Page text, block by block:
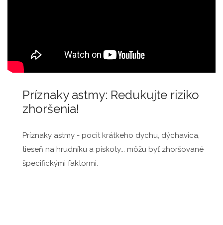
Príznaky astmy: Redukujte riziko
zhoršenia!
Príznaky astmy - pocit krátkeho dychu, dýchavica,
tieseň na hrudníku a piskoty... môžu byť zhoršované
špecifickými faktormi.